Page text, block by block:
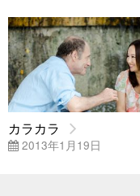
カラカラ
2013年1月19日